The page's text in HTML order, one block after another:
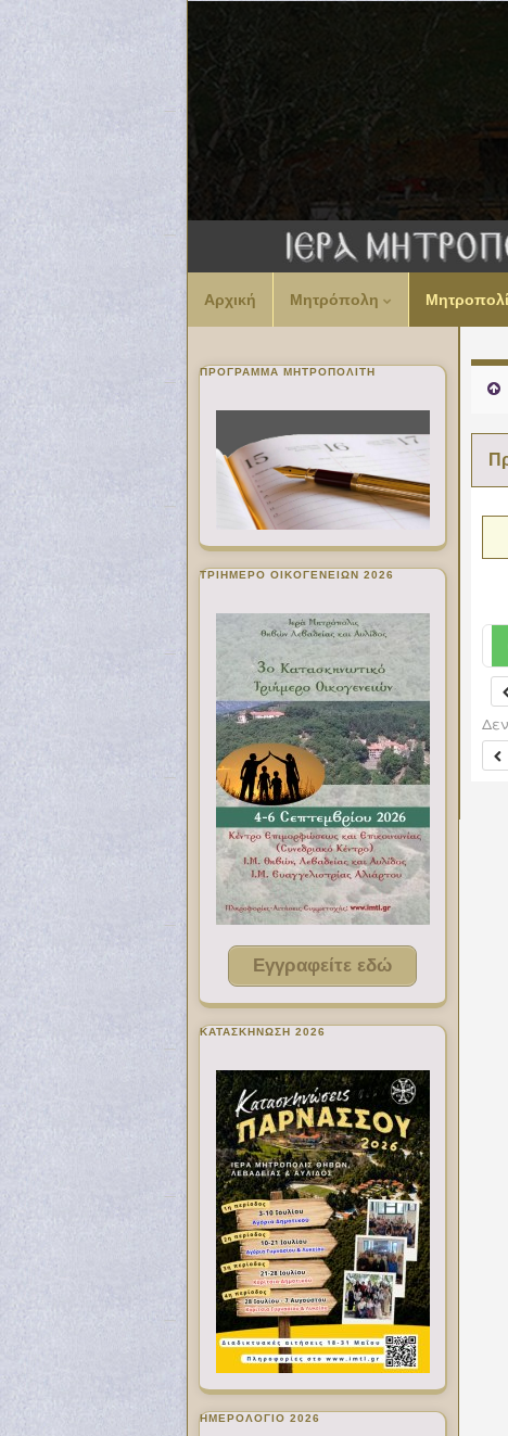
Αρχική Μητρόπολη
ΠΡΌΓΡΑΜΜΑ ΜΗΤΡΟΠΟΛΊΤΗ
ΤΡΙΗΜΕΡΟ ΟΙΚΟΓΕΝΕΙΩΝ 2026
Εγγραφείτε εδώ
ΚΑΤΑΣΚΗΝΩΣΗ 2026
ΗΜΕΡΟΛΟΓΙΟ 2026